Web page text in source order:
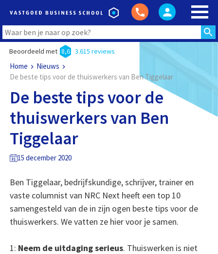
Beoordeeld met 8,6 3.615 reviews
Home
Nieuws
De beste tips voor de thuiswerkers van Ben Tiggelaar
De beste tips voor de
thuiswerkers van Ben
Tiggelaar
15 december 2020
Ben Tiggelaar, bedrijfskundige, schrijver, trainer en
vaste columnist van NRC Next heeft een top 10
samengesteld van de in zijn ogen beste tips voor de
thuiswerkers. We vatten ze hier voor je samen.
1: Neem de uitdaging serieus. Thuiswerken is niet